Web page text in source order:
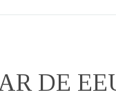
DE